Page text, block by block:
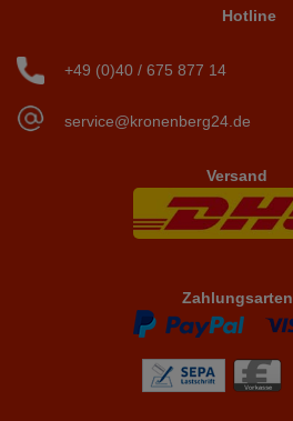
Hotline
+49 (0)40 / 675 877 14
service@kronenberg24.de
Versand
Zahlungsarten